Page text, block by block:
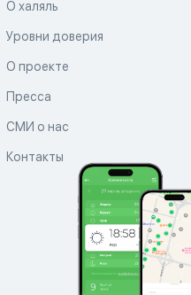
О халяль
Уровни доверия
О проекте
Пресса
СМИ о нас
Контакты